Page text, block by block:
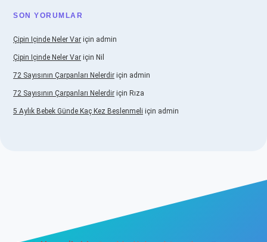
SON YORUMLAR
Çipin Içinde Neler Var için admin
Çipin Içinde Neler Var için Nil
72 Sayısının Çarpanları Nelerdir için admin
72 Sayısının Çarpanları Nelerdir için Rıza
5 Aylık Bebek Günde Kaç Kez Beslenmeli için admin